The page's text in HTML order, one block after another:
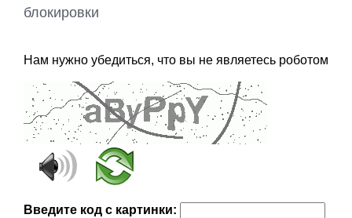
блокировки
Нам нужно убедиться, что вы не являетесь роботом
Введите код с картинки: